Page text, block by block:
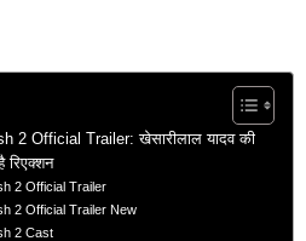
2 Official Trailer: खेसारीलाल यादव की
रिएक्शन
2 Official Trailer
2 Official Trailer New
2 Cast